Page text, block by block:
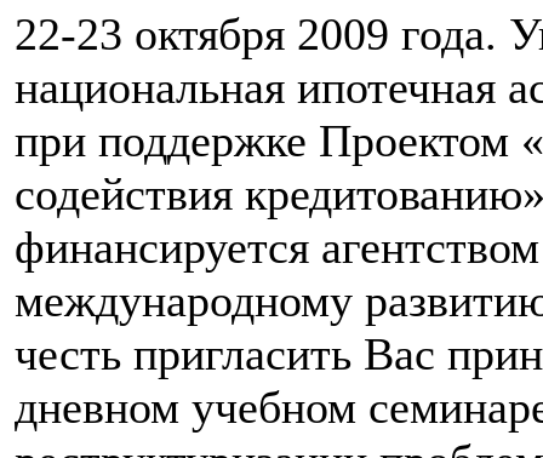
22-23 октября 2009 года.
национальная ипотечная
при поддержке Проектом
содействия
финансируется
международному
честь пригласить Вас
дневном учебном